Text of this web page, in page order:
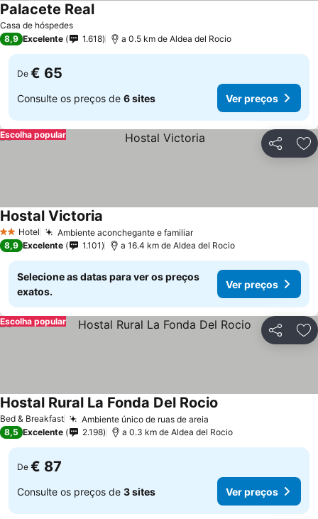
Casa de hóspedes
Palacete Real
8,9 Excelente 1.618 a 0.5 km de Aldea del Rocio
De € 65
Consulte os preços de 6 sites Ver preços
Partilhar
Escolha popular
2 Estrelas
Hotel Ambiente aconchegante e familiar
Hostal Victoria
8,9 Excelente 1.101 a 16.4 km de Aldea del Rocio
Selecione as datas para ver os preços
exatos.
Ver preços
Partilhar
Escolha popular
Bed & Breakfast Ambiente único de ruas de areia
Hostal Rural La Fonda Del Rocio
8,5 Excelente 2.198 a 0.3 km de Aldea del Rocio
De € 87
Consulte os preços de 3 sites Ver preços